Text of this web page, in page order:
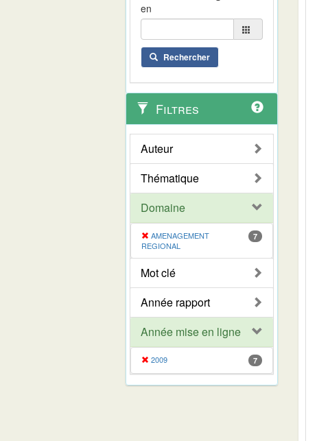
en
Rechercher
Filtres
Auteur
Thématique
Domaine
AMENAGEMENT
REGIONAL
7
Mot clé
Année rapport
Année mise en ligne
2009 7